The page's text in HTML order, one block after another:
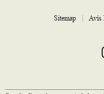
Sitemap | Avís